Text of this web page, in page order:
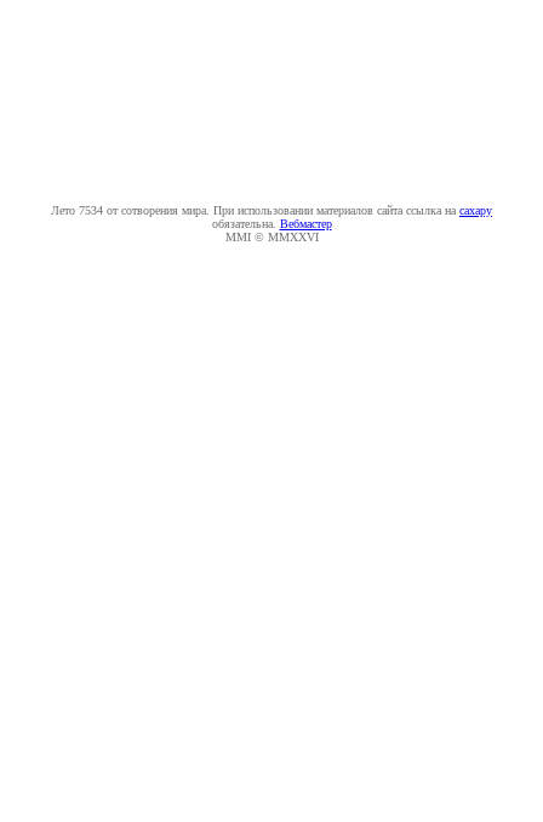
Лето 7534 от сотворения мира. При использовании материалов сайта ссылка на caxapу
обязательна. Вебмастер
MMI © MMXXVI